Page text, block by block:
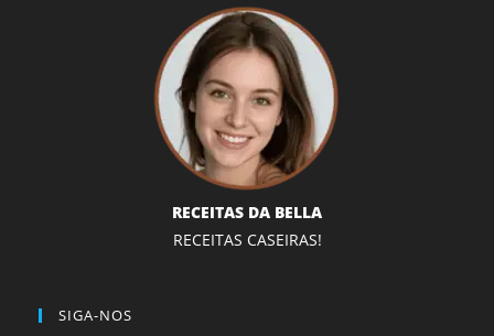
RECEITAS DA BELLA
RECEITAS CASEIRAS!
SIGA-NOS